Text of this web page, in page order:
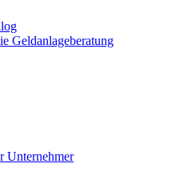
Geldanlageberatung
Unternehmer